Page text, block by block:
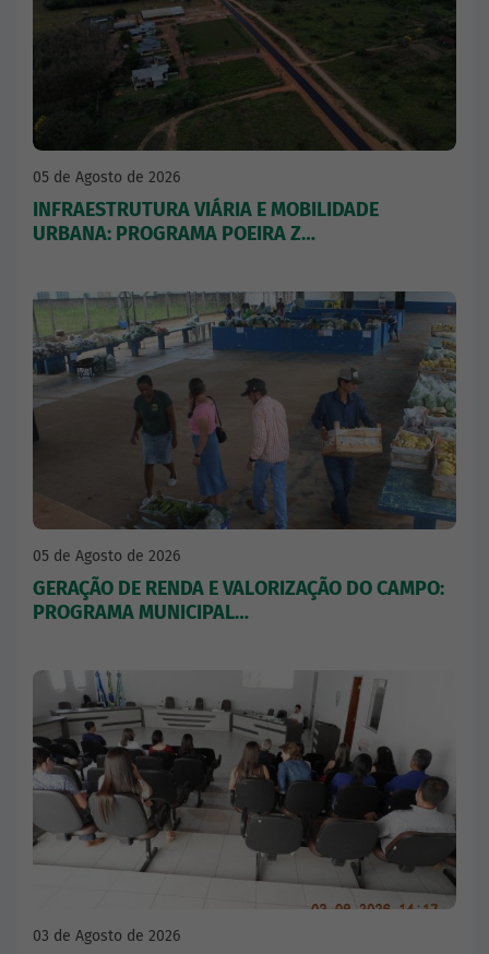
05 de Agosto de 2026
INFRAESTRUTURA VIÁRIA E MOBILIDADE
URBANA: PROGRAMA POEIRA Z…
05 de Agosto de 2026
GERAÇÃO DE RENDA E VALORIZAÇÃO DO CAMPO:
PROGRAMA MUNICIPAL…
03 de Agosto de 2026